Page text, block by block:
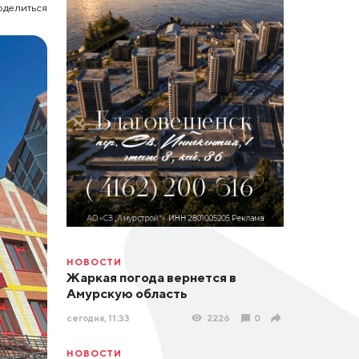
НОВОСТИ
Жаркая погода вернется в
Амурскую область
сегодня, 11:33 2226 0
НОВОСТИ